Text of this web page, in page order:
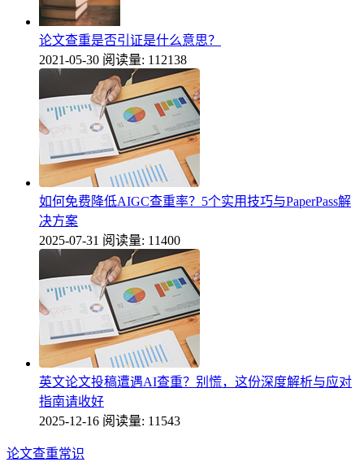
论文查重是否引证是什么意思？
2021-05-30 阅读量: 112138
如何免费降低AIGC查重率？5个实用技巧与PaperPass解
决方案
2025-07-31 阅读量: 11400
英文论文投稿遭遇AI查重？别慌，这份深度解析与应对
指南请收好
2025-12-16 阅读量: 11543
论文查重常识